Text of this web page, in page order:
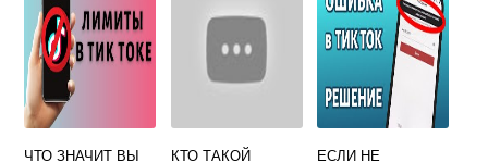
ЧТО ЗНАЧИТ ВЫ
КТО ТАКОЙ
ЕСЛИ НЕ